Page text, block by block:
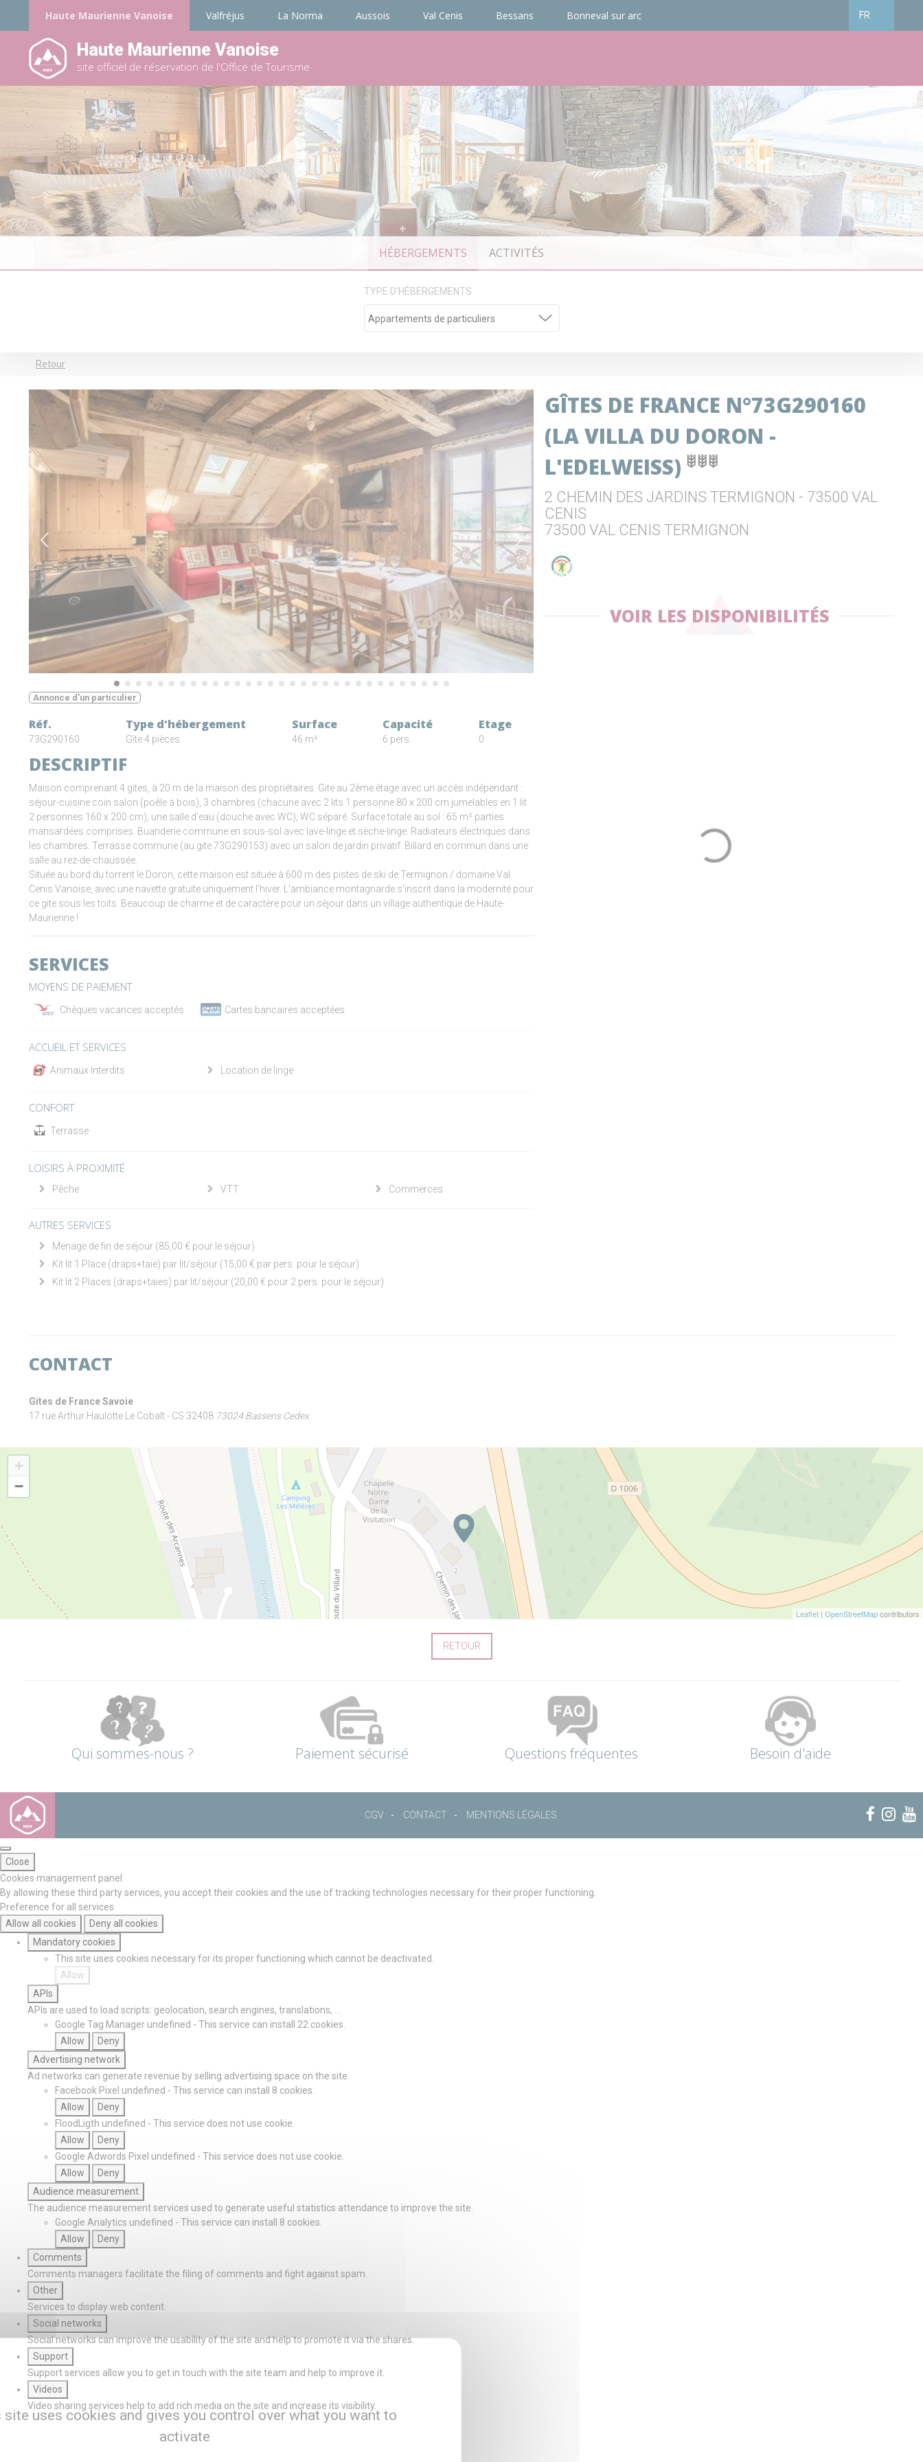
Haute Maurienne Vanoise Valfréjus La Norma Aussois Val Cenis Bessans Bonneval sur arc FR
Haute Maurienne Vanoise
site officiel de réservation de l'Office de Tourisme
HÉBERGEMENTS ACTIVITÉS
TYPE D'HÉBERGEMENTS
Retour
Annonce d'un particulier
Réf.
73G290160
Type d'hébergement
Gîte 4 pièces
Surface
46 m²
Capacité
6 pers.
Etage
0
DESCRIPTIF
Maison comprenant 4 gites, à 20 m de la maison des propriétaires. Gite au 2ème étage avec un accès indépendant :
séjour-cuisine coin salon (poêle à bois), 3 chambres (chacune avec 2 lits 1 personne 80 x 200 cm jumelables en 1 lit
2 personnes 160 x 200 cm), une salle d'eau (douche avec WC), WC séparé. Surface totale au sol : 65 m² parties
mansardées comprises. Buanderie commune en sous-sol avec lave-linge et sèche-linge. Radiateurs électriques dans
les chambres. Terrasse commune (au gite 73G290153) avec un salon de jardin privatif. Billard en commun dans une
salle au rez-de-chaussée.
Située au bord du torrent le Doron, cette maison est située à 600 m des pistes de ski de Termignon / domaine Val
Cenis Vanoise, avec une navette gratuite uniquement l'hiver. L'ambiance montagnarde s'inscrit dans la modernité pour
ce gite sous les toits. Beaucoup de charme et de caractère pour un séjour dans un village authentique de Haute-
Maurienne !
SERVICES
MOYENS DE PAIEMENT
Chèques vacances acceptés Cartes bancaires acceptées
ACCUEIL ET SERVICES
Animaux Interdits Location de linge
CONFORT
Terrasse
LOISIRS À PROXIMITÉ
Pêche VTT Commerces
AUTRES SERVICES
Menage de fin de séjour (85,00 € pour le séjour)
Kit lit 1 Place (draps+taie) par lit/séjour (15,00 € par pers. pour le séjour)
Kit lit 2 Places (draps+taies) par lit/séjour (20,00 € pour 2 pers. pour le séjour)
GÎTES DE FRANCE N°73G290160
(LA VILLA DU DORON -
L'EDELWEISS)
2 CHEMIN DES JARDINS TERMIGNON - 73500 VAL
CENIS
73500 VAL CENIS TERMIGNON
VOIR LES DISPONIBILITÉS
CONTACT
Gites de France Savoie
17 rue Arthur Haulotte Le Cobalt - CS 32408 73024 Bassens Cedex
+
−
Leaflet | OpenStreetMapcontributors
RETOUR
Qui sommes-nous ? Paiement sécurisé Questions fréquentes Besoin d'aide
CGV CONTACT MENTIONS LÉGALES
Close
Cookies management panel
By allowing these third party services, you accept their cookies and the use of tracking technologies necessary for their proper functioning.
Preference for all services
Allow all cookies
Deny all cookies
Mandatory cookies
This site uses cookies necessary for its proper functioning which cannot be deactivated.
Allow
APIs
APIs are used to load scripts: geolocation, search engines, translations, ...
Google Tag Manager undefined - This service can install 22 cookies.
Allow
Deny
Advertising network
Ad networks can generate revenue by selling advertising space on the site.
Facebook Pixel undefined - This service can install 8 cookies.
Allow
Deny
FloodLigth undefined - This service does not use cookie.
Allow
Deny
Google Adwords Pixel undefined - This service does not use cookie.
Allow
Deny
Audience measurement
The audience measurement services used to generate useful statistics attendance to improve the site.
Google Analytics undefined - This service can install 8 cookies.
Allow
Deny
Comments
Comments managers facilitate the filing of comments and fight against spam.
Other
Services to display web content.
Social networks
Social networks can improve the usability of the site and help to promote it via the shares.
Support
Support services allow you to get in touch with the site team and help to improve it.
Videos
Video sharing services help to add rich media on the site and increase its visibility.
site uses cookies and gives you control over what you want to
activate